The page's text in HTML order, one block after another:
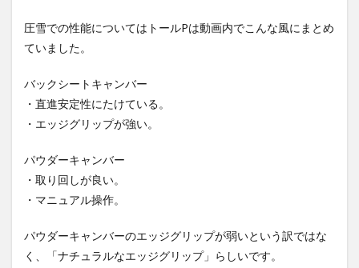
圧雪での性能についてはトールPは動画内でこんな風にまとめ
ていました。
バックシートキャンバー
・直進安定性にたけている。
・エッジグリップが強い。
パウダーキャンバー
・取り回しが良い。
・マニュアル操作。
パウダーキャンバーのエッジグリップが弱いという訳ではな
く、「ナチュラルなエッジグリップ」らしいです。